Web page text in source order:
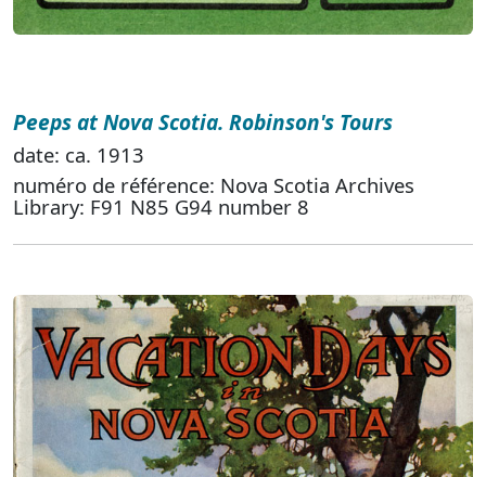
Peeps at Nova Scotia. Robinson's Tours
date: ca. 1913
numéro de référence: Nova Scotia Archives
Library: F91 N85 G94 number 8